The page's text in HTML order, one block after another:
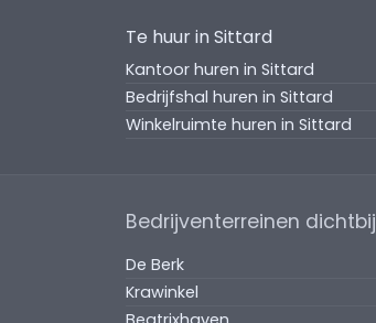
Te huur in Sittard
Kantoor huren in Sittard
Bedrijfshal huren in Sittard
Winkelruimte huren in Sittard
Bedrijventerreinen dichtbij
De Berk
Krawinkel